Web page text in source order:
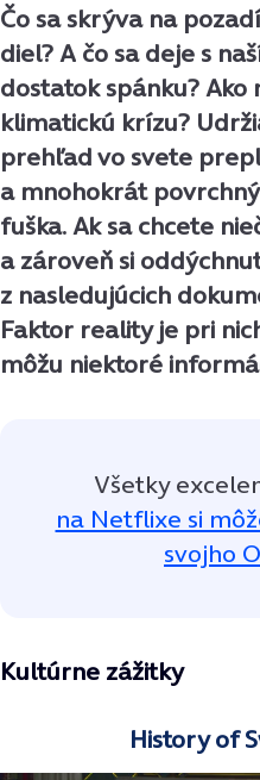
Čo sa skrýva na
diel? A čo sa deje s
dostatok spánku?
klimatickú krízu?
prehľad vo svete
a mnohokrát
fuška. Ak sa chcete
a zároveň si
z nasledujúcich
Faktor reality je pri
môžu niektoré
Všetky
na Netflixe si
svojho
Kultúrne zážitky
History of